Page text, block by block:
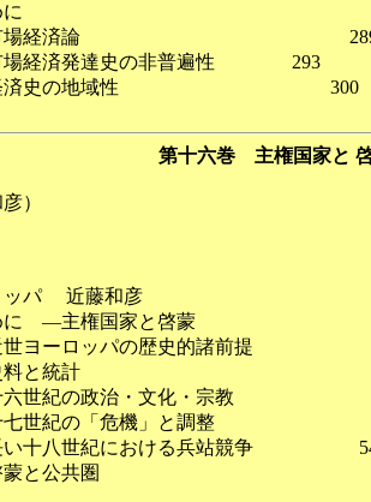
めに
経済論
発達史の非普遍性 293
史の地域性 300
第十六巻 主権国家と
）
ロッパ 近藤和
―主権国家と啓
ロッパの歴史的諸前
料と統計
紀の政治・文化・宗教
紀の「危機」と調
世紀における兵站競争
蒙と公共圏